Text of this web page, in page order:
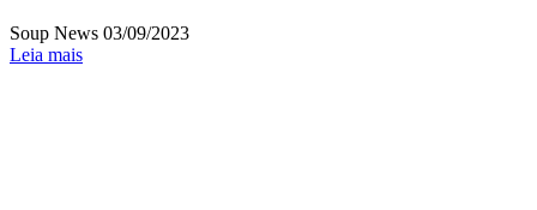
Soup News 03/09/2023
Leia mais